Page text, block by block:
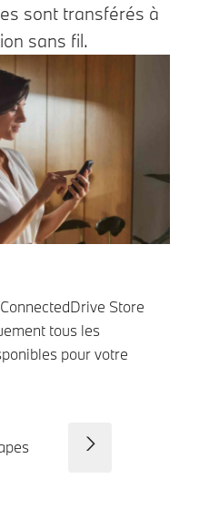
sont transférés à
sans fil.
Store
tous les
pour votre